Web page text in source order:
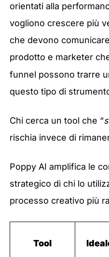
orientati alla
vogliono crescere più
che devono
prodotto e marketer
funnel possono trarre
questo tipo di
Chi cerca un tool che “
rischia invece di
Poppy AI amplifica le
strategico di chi lo
processo creativo più
Tool